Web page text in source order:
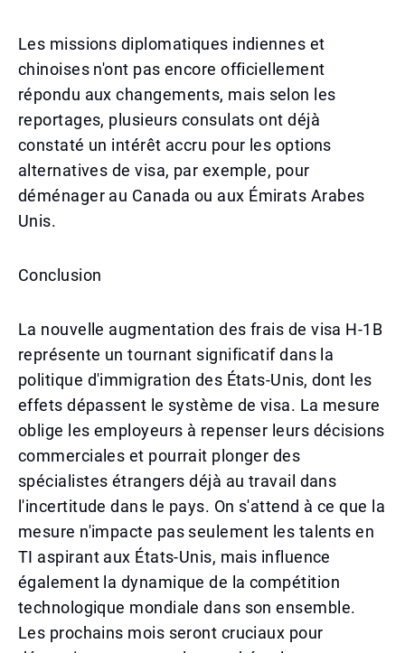
Les missions diplomatiques indiennes et
chinoises n'ont pas encore officiellement
répondu aux changements, mais selon les
reportages, plusieurs consulats ont déjà
constaté un intérêt accru pour les options
alternatives de visa, par exemple, pour
déménager au Canada ou aux Émirats Arabes
Unis.
Conclusion
La nouvelle augmentation des frais de visa H-1B
représente un tournant significatif dans la
politique d'immigration des États-Unis, dont les
effets dépassent le système de visa. La mesure
oblige les employeurs à repenser leurs décisions
commerciales et pourrait plonger des
spécialistes étrangers déjà au travail dans
l'incertitude dans le pays. On s'attend à ce que la
mesure n'impacte pas seulement les talents en
TI aspirant aux États-Unis, mais influence
également la dynamique de la compétition
technologique mondiale dans son ensemble.
Les prochains mois seront cruciaux pour